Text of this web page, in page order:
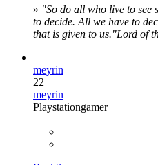
» "So do all who live to see
to decide. All we have to
that is given to us."Lord of
meyrin
22
meyrin
Playstationgamer